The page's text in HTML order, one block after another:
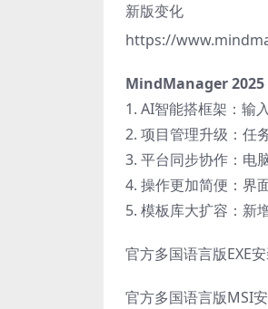
新版变化
https://
MindManager 2025
1. AI智能搭框架：输
2. 项目管理升级：任
3. 平台同步协作：电
4. 操作更加简便：界
5. 模板库大扩容：新
官方多国语言版EXE
官方多国语言版MSI